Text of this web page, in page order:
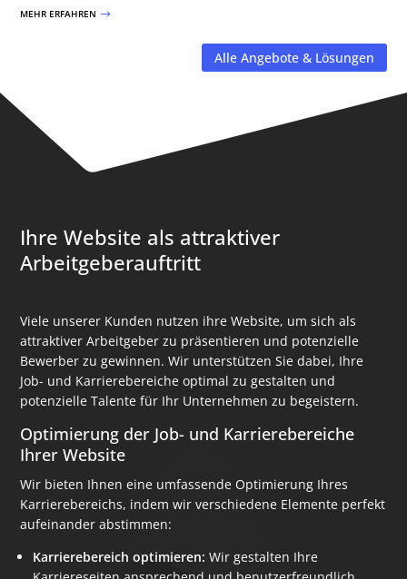
MEHR ERFAHREN $
Alle Angebote & Lösungen
Ihre Website als attraktiver
Arbeitgeberauftritt
Viele unserer Kunden nutzen ihre Website, um sich als
attraktiver Arbeitgeber zu präsentieren und potenzielle
Bewerber zu gewinnen. Wir unterstützen Sie dabei, Ihre
Job- und Karrierebereiche optimal zu gestalten und
potenzielle Talente für Ihr Unternehmen zu begeistern.
Optimierung der Job- und Karrierebereiche
Ihrer Website
Wir bieten Ihnen eine umfassende Optimierung Ihres
Karrierebereichs, indem wir verschiedene Elemente perfekt
aufeinander abstimmen:
Karrierebereich optimieren: Wir gestalten Ihre